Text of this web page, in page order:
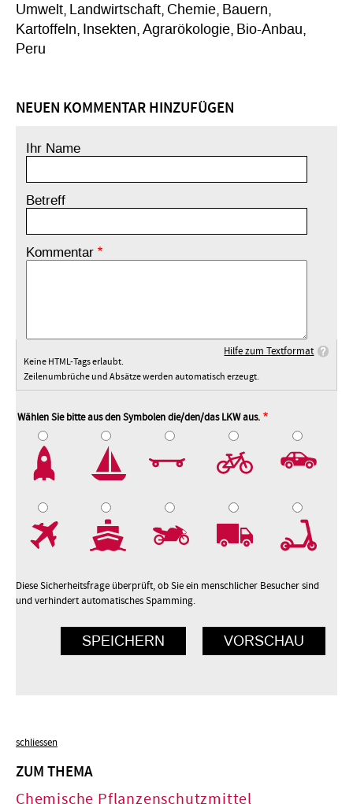
Umwelt Landwirtschaft Chemie Bauern
Kartoffeln Insekten Agrarökologie Bio-Anbau
Peru
NEUEN KOMMENTAR HINZUFÜGEN
Ihr Name
Betreff
Kommentar
Hilfe zum Textformat
Keine HTML-Tags erlaubt.
Zeilenumbrüche und Absätze werden automatisch erzeugt.
Wählen Sie bitte aus den Symbolen die/den/das LKW aus.
Diese Sicherheitsfrage überprüft, ob Sie ein menschlicher Besucher sind
und verhindert automatisches Spamming.
schliessen
ZUM THEMA
Chemische Pflanzenschutzmittel